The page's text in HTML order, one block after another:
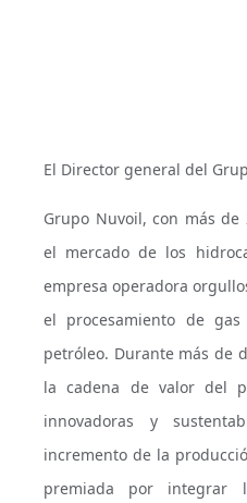
El Director general del
Grupo Nuvoil, con más
el mercado de los
empresa operadora
el procesamiento de
petróleo. Durante más de
la cadena de valor del
innovadoras y
incremento de la
premiada por integrar